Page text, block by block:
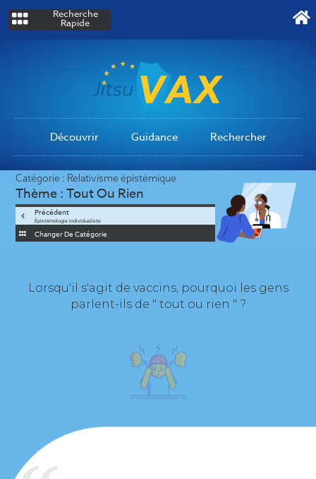
Recherche
Rapide
Découvrir Guidance Rechercher
Catégorie : Relativisme épistémique
Thème :Tout Ou Rien
Précédent
Épistémologie individualiste
Changer De Catégorie
Lorsqu'il s'agit de vaccins, pourquoi les gens
parlent-ils de " tout ou rien " ?